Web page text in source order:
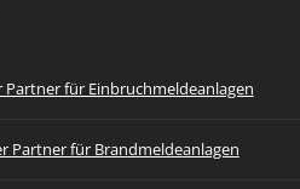
Partner für Einbruchmeldeanlagen
Partner für Brandmeldeanlagen